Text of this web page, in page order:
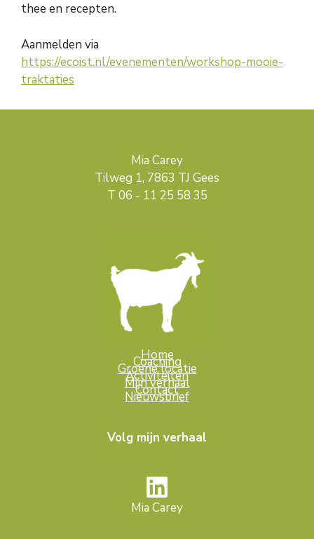
thee en recepten.
Aanmelden via
https://ecoist.nl/evenementen/workshop-mooie-
traktaties
Mia Carey
Tilweg 1, 7863 TJ Gees
T 06 - 11 25 58 35
Home
Coaching
Groene locatie
Activiteiten
Mijn verhaal
Contact
Nieuwsbrief
Volg mijn verhaal
Mia Carey